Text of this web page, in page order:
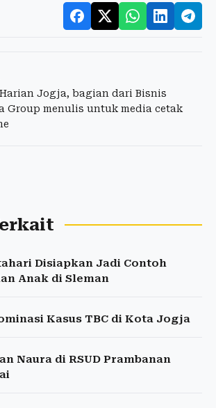
Jogja, bagian dari Bisnis
Group menulis untuk media cetak
Disiapkan Jadi Contoh
Anak di Sleman
Kasus TBC di Kota Jogja
Naura di RSUD Prambanan